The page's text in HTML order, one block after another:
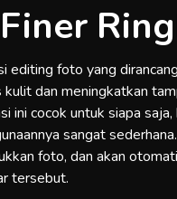
editing foto yang
kulit dan meningkatkan
ini cocok untuk siapa saja,
sangat
foto, dan akan
tersebut.